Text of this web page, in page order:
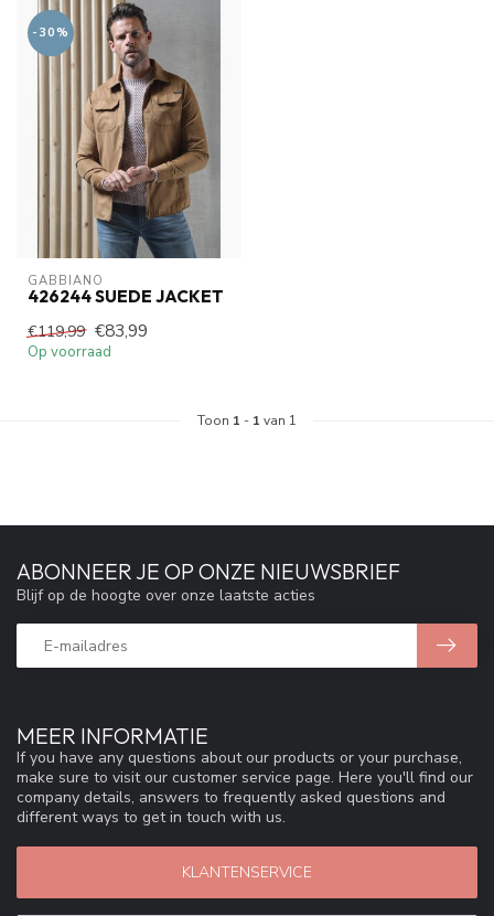
-30%
GABBIANO
426244 SUEDE JACKET
€119,99 €83,99
Op voorraad
Toon 1 - 1 van 1
MEER INFORMATIE
If you have any questions about our products or your purchase,
make sure to visit our customer service page. Here you'll find our
company details, answers to frequently asked questions and
different ways to get in touch with us.
KLANTENSERVICE
ABONNEER JE OP ONZE NIEUWSBRIEF
Blijf op de hoogte over onze laatste acties